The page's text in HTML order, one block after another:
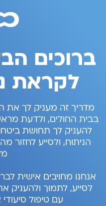
ברוכים
לקראת
מדריך זה מעניק לך את
בבית החולים, ולדעת
להעניק לך תחושת
הניתוח, ולסייע
אנחנו מחויבים אישית
לסייע, לתמוך ולהעניק
עם טיפול